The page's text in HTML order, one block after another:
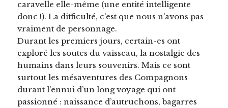
caravelle elle-même (une entité intelligente
donc !). La difficulté, c’est que nous n’avons pas
vraiment de personnage.
Durant les premiers jours, certain-es ont
exploré les soutes du vaisseau, la nostalgie des
humains dans leurs souvenirs. Mais ce sont
surtout les mésaventures des Compagnons
durant l’ennui d’un long voyage qui ont
passionné : naissance d’autruchons, bagarres